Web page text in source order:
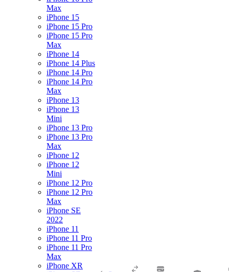
Max
iPhone 15
iPhone 15 Pro
iPhone 15 Pro
Max
iPhone 14
iPhone 14 Plus
iPhone 14 Pro
iPhone 14 Pro
Max
iPhone 13
iPhone 13
Mini
iPhone 13 Pro
iPhone 13 Pro
Max
iPhone 12
iPhone 12
Mini
iPhone 12 Pro
iPhone 12 Pro
Max
iPhone SE
2022
iPhone 11
iPhone 11 Pro
iPhone 11 Pro
Max
iPhone XR